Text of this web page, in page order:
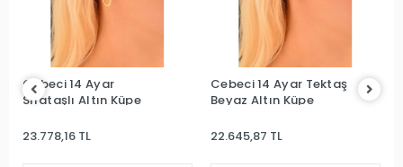
Cebeci 14 Ayar
Sırataşlı Altın Küpe
23.778,16 TL
Cebeci 14 Ayar Tektaş
Beyaz Altın Küpe
22.645,87 TL